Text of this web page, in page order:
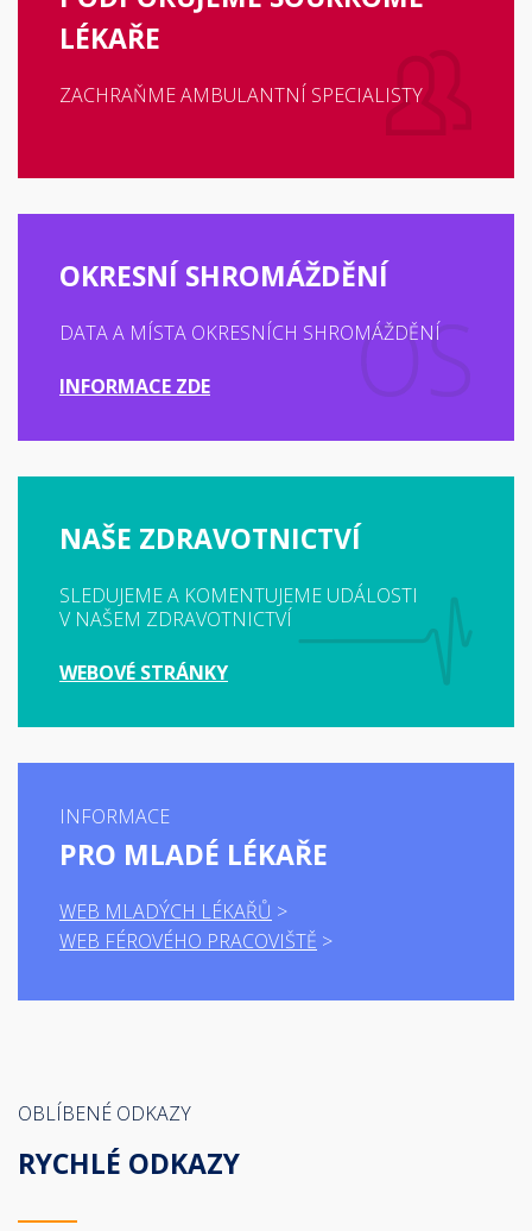
LÉKAŘE
ZACHRAŇME AMBULANTNÍ SPECIALISTY
OKRESNÍ SHROMÁŽDĚNÍ
DATA A MÍSTA OKRESNÍCH SHROMÁŽDĚNÍ
INFORMACE ZDE
NAŠE ZDRAVOTNICTVÍ
SLEDUJEME A KOMENTUJEME UDÁLOSTI
V NAŠEM ZDRAVOTNICTVÍ
WEBOVÉ STRÁNKY
INFORMACE
PRO MLADÉ LÉKAŘE
WEB MLADÝCH LÉKAŘŮ
WEB FÉROVÉHO PRACOVIŠTĚ
OBLÍBENÉ ODKAZY
RYCHLÉ ODKAZY